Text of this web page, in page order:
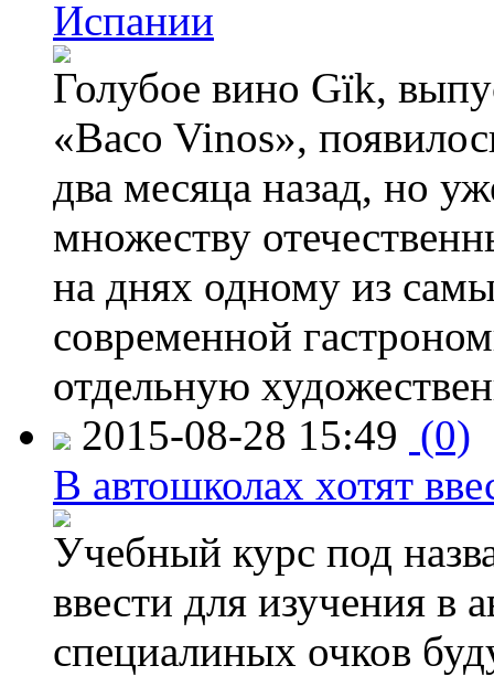
Испании
Голубое вино Gïk,
«Baco Vinos»,
два месяца назад, но
множеству
на днях одному из
современной
отдельную
2015-08-28 15:49 (0)
В автошколах хотят
Учебный курс под
ввести для изучения
специалиных очков